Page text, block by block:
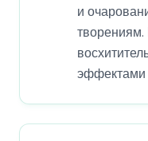
и
эффектами